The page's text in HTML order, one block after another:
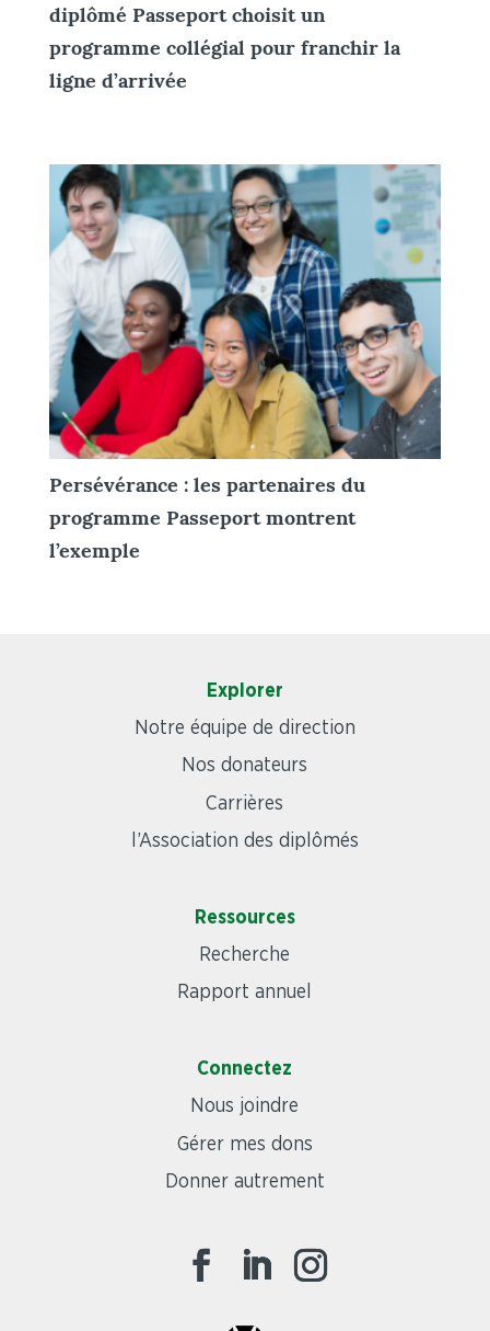
diplômé Passeport choisit un
programme collégial pour franchir la
ligne d’arrivée
Persévérance : les partenaires du
programme Passeport montrent
l’exemple
Explorer
Notre équipe de direction
Nos donateurs
Carrières
l’Association des diplômés
Ressources
Recherche
Rapport annuel
Connectez
Nous joindre
Gérer mes dons
Donner autrement